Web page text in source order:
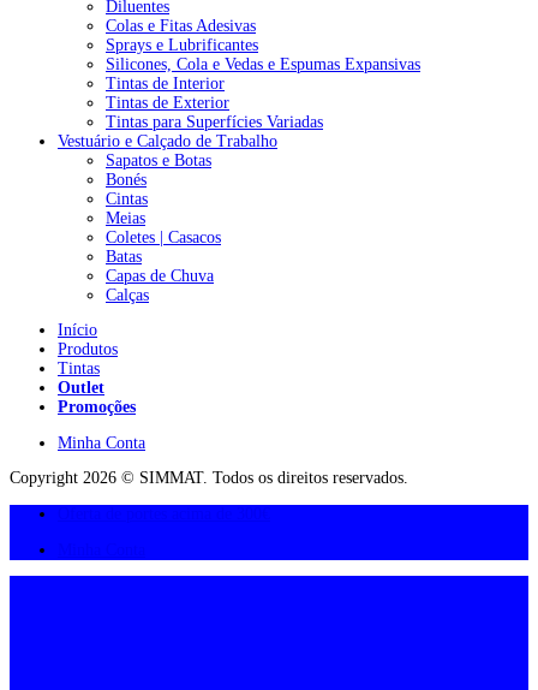
Diluentes
Colas e Fitas Adesivas
Sprays e Lubrificantes
Silicones, Cola e Vedas e Espumas Expansivas
Tintas de Interior
Tintas de Exterior
Tintas para Superfícies Variadas
Vestuário e Calçado de Trabalho
Sapatos e Botas
Bonés
Cintas
Meias
Coletes | Casacos
Batas
Capas de Chuva
Calças
Início
Produtos
Tintas
Outlet
Promoções
Minha Conta
Copyright 2026 © SIMMAT. Todos os direitos reservados.